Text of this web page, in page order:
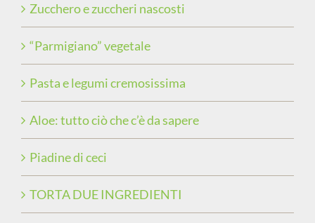
Zucchero e zuccheri nascosti
“Parmigiano” vegetale
Pasta e legumi cremosissima
Aloe: tutto ciò che c’è da sapere
Piadine di ceci
TORTA DUE INGREDIENTI